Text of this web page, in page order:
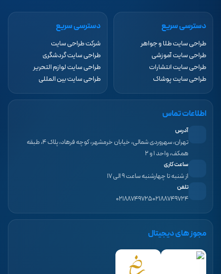
دسترسی سریع
طراحی سایت طلا و جواهر
طراحی سایت آموزشی
طراحی سایت انتشارات
طراحی سایت پوشاک
دسترسی سریع
شرکت طراحی سایت
طراحی سایت گردشگری
طراحی سایت لوازم التحریر
طراحی سایت بین المللی
اطلاعات تماس
آدرس
تهران، سهروردی شمالی، خیابان خرمشهر، کوچه فرهاد، پلاک ۴، طبقه
همکف، واحد ۱ و ۲
ساعت کاری
از شنبه تا چهارشنبه ساعت ۹ الی ۱۷
تلفن
۰۲۱۸۸۷۴۹۷۲۴۰۲۱۸۸۷۴۹۷۲۵
مجوز های دیجیتال